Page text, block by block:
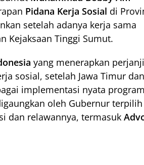
Pidana Kerja Sosial di
setelah adanya kerja sama
Kejaksaan Tinggi Sumut.
yang menerapkan
sosial, setelah Jawa Timur dan
implementasi nyata program
oleh Gubernur terpilih
dan relawannya, termasuk